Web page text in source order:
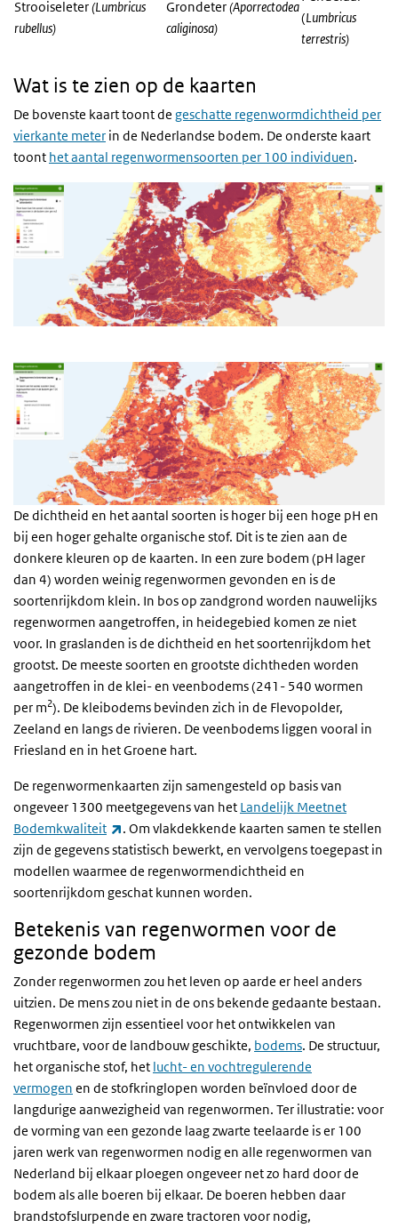
Strooiseleter(Lumbricus
rubellus)
Grondeter(Aporrectodea
caliginosa)
(Lumbricus
terrestris)
Wat is te zien op de kaarten
De bovenste kaart toont de geschatte regenwormdichtheid per
vierkante meter in de Nederlandse bodem. De onderste kaart
toont het aantal regenwormensoorten per 100 individuen.
De dichtheid en het aantal soorten is hoger bij een hoge pH en
bij een hoger gehalte organische stof. Dit is te zien aan de
donkere kleuren op de kaarten. In een zure bodem (pH lager
dan 4) worden weinig regenwormen gevonden en is de
soortenrijkdom klein. In bos op zandgrond worden nauwelijks
regenwormen aangetroffen, in heidegebied komen ze niet
voor. In graslanden is de dichtheid en het soortenrijkdom het
grootst. De meeste soorten en grootste dichtheden worden
aangetroffen in de klei- en veenbodems (241- 540 wormen
per m2). De kleibodems bevinden zich in de Flevopolder,
Zeeland en langs de rivieren. De veenbodems liggen vooral in
Friesland en in het Groene hart.
De regenwormenkaarten zijn samengesteld op basis van
ongeveer 1300 meetgegevens van het Landelijk Meetnet
Bodemkwaliteit
(externe link)
. Om vlakdekkende kaarten samen te stellen
zijn de gegevens statistisch bewerkt, en vervolgens toegepast in
modellen waarmee de regenwormendichtheid en
soortenrijkdom geschat kunnen worden.
Betekenis van regenwormen voor de
gezonde bodem
Zonder regenwormen zou het leven op aarde er heel anders
uitzien. De mens zou niet in de ons bekende gedaante bestaan.
Regenwormen zijn essentieel voor het ontwikkelen van
vruchtbare, voor de landbouw geschikte, bodems. De structuur,
het organische stof, het lucht- en vochtregulerende
vermogen en de stofkringlopen worden beïnvloed door de
langdurige aanwezigheid van regenwormen. Ter illustratie: voor
de vorming van een gezonde laag zwarte teelaarde is er 100
jaren werk van regenwormen nodig en alle regenwormen van
Nederland bij elkaar ploegen ongeveer net zo hard door de
bodem als alle boeren bij elkaar. De boeren hebben daar
brandstofslurpende en zware tractoren voor nodig,